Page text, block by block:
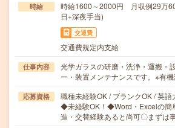
時給
時給1600～2000円 月収例29万
日+深夜手当)
交通費
交通費規定内支給
仕事内容
光学ガラスの研磨・洗浄・運搬・
ー・装置メンテナンスです。※有
応募資格
職種未経験OK / ブランクOK / 英語
◆未経験OK！◆Word・Excelの簡
造・交替経験あると尚可〇まずは